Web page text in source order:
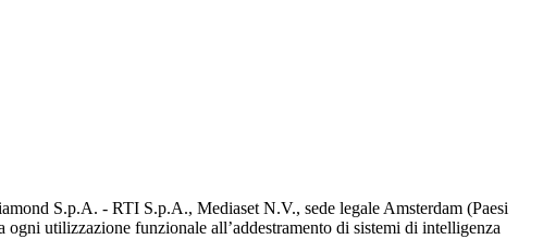
S.p.A. - RTI S.p.A., Mediaset N.V., sede legale Amsterdam (Paesi
utilizzazione funzionale all’addestramento di sistemi di intelligenza